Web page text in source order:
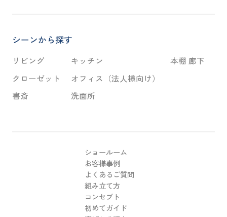
シーンから探す
リビング
クローゼット
書斎
キッチン
オフィス（法人様向け）
洗面所
本棚 廊下
ショールーム
お客様事例
よくあるご質問
組み立て方
コンセプト
初めてガイド